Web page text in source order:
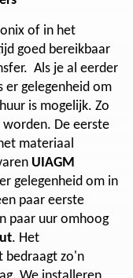
of in het
goed bereikbaar
Als je al eerder
er gelegenheid om
is mogelijk. Zo
De eerste
materiaal
UIAGM
gelegenheid om in
paar eerste
paar uur omhoog
. Het
bedraagt zo'n